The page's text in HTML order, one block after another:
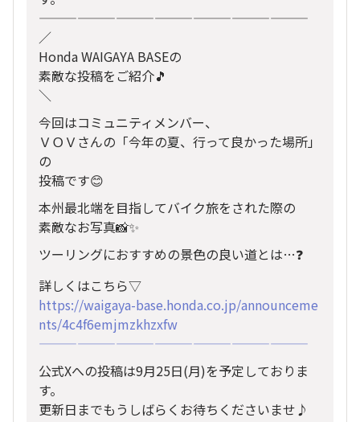
—————————————————————
／​
Honda WAIGAYA BASEの​
素敵な投稿をご紹介🎵 ​
＼​
今回はコミュニティメンバー、​
ＶＯＶさんの「今年の夏、行って良かった場所」
の​
投稿です😊​
本州最北端を目指してバイク旅をされた際の​
素敵なお写真📸✨​
ツーリングにおすすめの景色の良い道とは…❓​
詳しくはこちら▽​
https://waigaya-base.honda.co.jp/announceme
nts/4c4f6emjmzkhzxfw
—————————————————————
公式Xへの投稿は9月25日(月)を予定しておりま
す。
更新日までもうしばらくお待ちくださいませ♪